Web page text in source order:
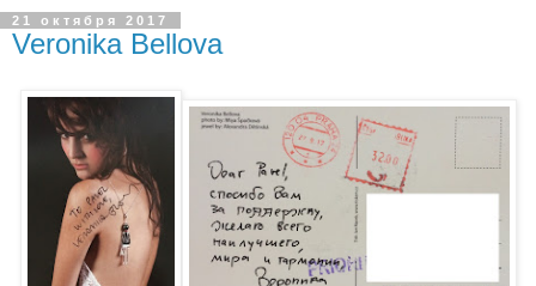
21 октября 2017
Veronika Bellova